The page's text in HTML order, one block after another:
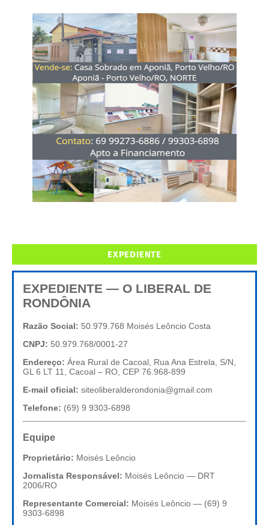
EXPEDIENTE
EXPEDIENTE — O LIBERAL DE
RONDÔNIA
Razão Social: 50.979.768 Moisés Leôncio Costa
CNPJ: 50.979.768/0001-27
Endereço: Área Rural de Cacoal, Rua Ana Estrela, S/N,
GL 6 LT 11, Cacoal – RO, CEP 76.968-899
E-mail oficial: siteoliberalderondonia@gmail.com
Telefone: (69) 9 9303-6898
Equipe
Proprietário: Moisés Leôncio
Jornalista Responsável: Moisés Leôncio — DRT
2006/RO
Representante Comercial: Moisés Leôncio — (69) 9
9303-6898